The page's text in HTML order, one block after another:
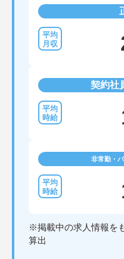
契約社
非常勤・
※掲載中の求人情報を
算出